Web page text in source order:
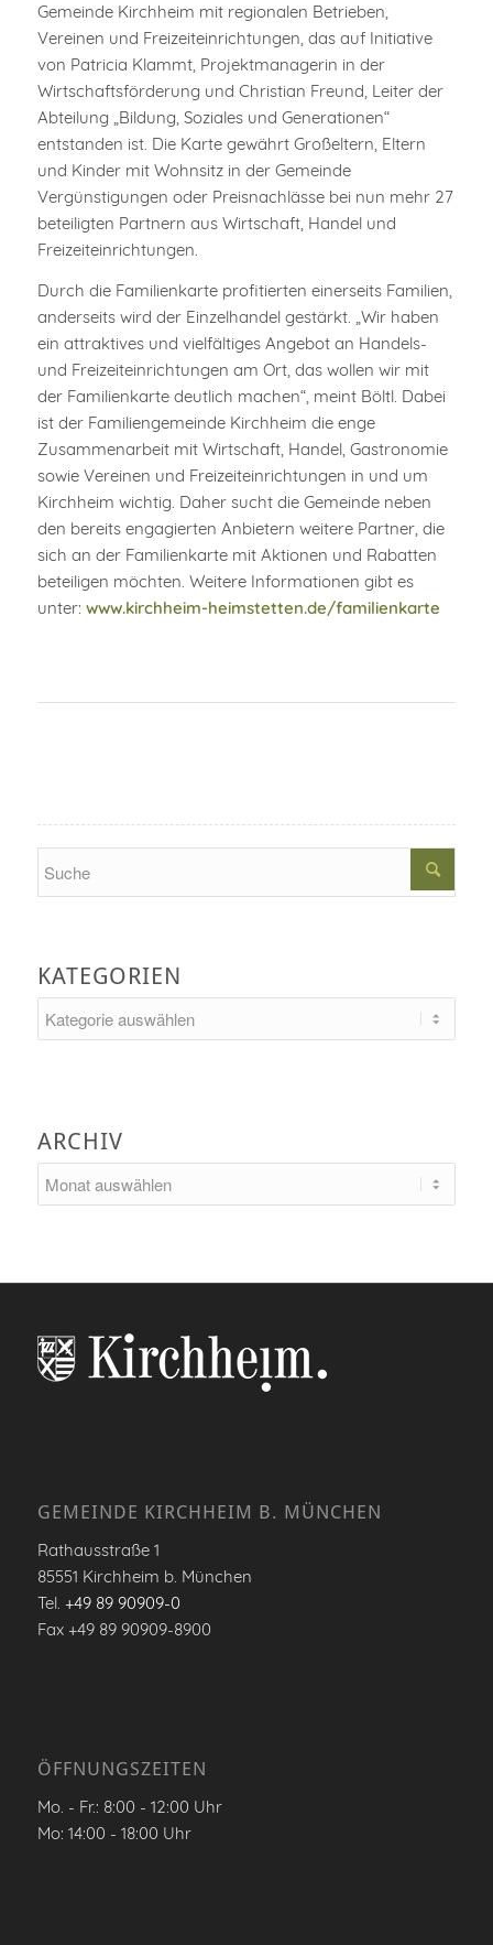
Gemeinde Kirchheim mit regionalen Betrieben,
Vereinen und Freizeiteinrichtungen, das auf Initiative
von Patricia Klammt, Projektmanagerin in der
Wirtschaftsförderung und Christian Freund, Leiter der
Abteilung „Bildung, Soziales und Generationen“
entstanden ist. Die Karte gewährt Großeltern, Eltern
und Kinder mit Wohnsitz in der Gemeinde
Vergünstigungen oder Preisnachlässe bei nun mehr 27
beteiligten Partnern aus Wirtschaft, Handel und
Freizeiteinrichtungen.
Durch die Familienkarte profitierten einerseits Familien,
anderseits wird der Einzelhandel gestärkt. „Wir haben
ein attraktives und vielfältiges Angebot an Handels-
und Freizeiteinrichtungen am Ort, das wollen wir mit
der Familienkarte deutlich machen“, meint Böltl. Dabei
ist der Familiengemeinde Kirchheim die enge
Zusammenarbeit mit Wirtschaft, Handel, Gastronomie
sowie Vereinen und Freizeiteinrichtungen in und um
Kirchheim wichtig. Daher sucht die Gemeinde neben
den bereits engagierten Anbietern weitere Partner, die
sich an der Familienkarte mit Aktionen und Rabatten
beteiligen möchten. Weitere Informationen gibt es
unter: www.kirchheim-heimstetten.de/familienkarte
KATEGORIEN
ARCHIV
GEMEINDE KIRCHHEIM B. MÜNCHEN
Rathausstraße 1
85551 Kirchheim b. München
Tel. +49 89 90909-0
Fax +49 89 90909-8900
ÖFFNUNGSZEITEN
Mo. - Fr.: 8:00 - 12:00 Uhr
Mo: 14:00 - 18:00 Uhr